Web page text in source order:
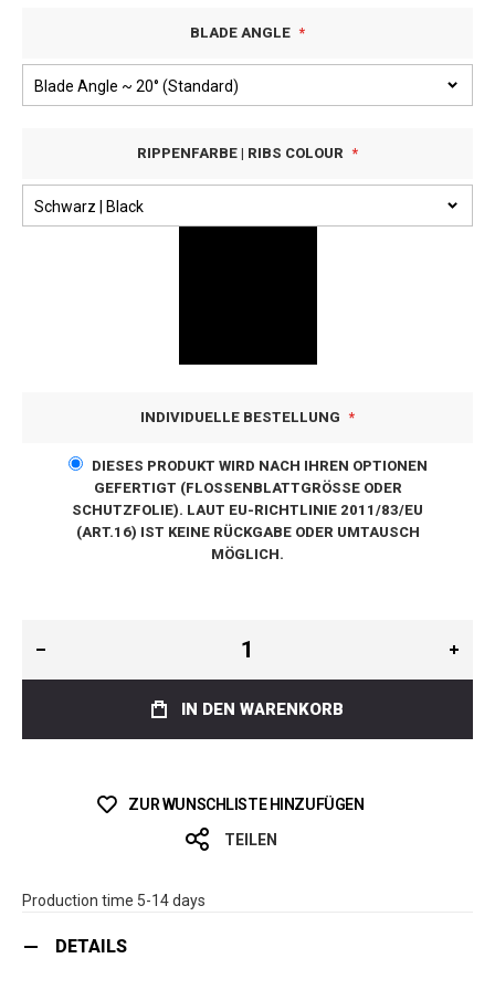
BLADE ANGLE
RIPPENFARBE | RIBS COLOUR
INDIVIDUELLE BESTELLUNG
DIESES PRODUKT WIRD NACH IHREN OPTIONEN
GEFERTIGT (FLOSSENBLATTGRÖSSE ODER S
CHUTZFOLIE). LAUT EU-RICHTLINIE 2011/83/EU (
ART.16) IST KEINE RÜCKGABE ODER UMTAUSCH M
ÖGLICH.
IN DEN WARENKORB
ZUR WUNSCHLISTE HINZUFÜGEN
TEILEN
Production time 5-14 days
DETAILS